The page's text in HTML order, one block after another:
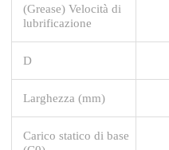
(Grease) Velocità di
lubrificazione
D
Larghezza (mm)
Carico statico di base